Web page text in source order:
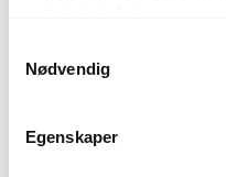
Nødvendig
Egenskaper